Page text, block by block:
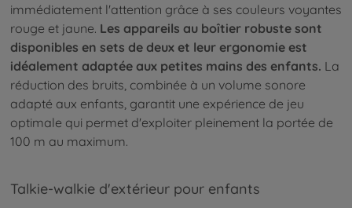
immédiatement l'attention grâce à ses couleurs voyantes
rouge et jaune. Les appareils au boîtier robuste sont
disponibles en sets de deux et leur ergonomie est
idéalement adaptée aux petites mains des enfants. La
réduction des bruits, combinée à un volume sonore
adapté aux enfants, garantit une expérience de jeu
optimale qui permet d'exploiter pleinement la portée de
100 m au maximum.
Talkie-walkie d'extérieur pour enfants